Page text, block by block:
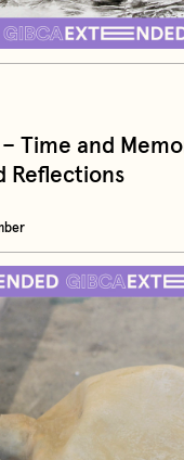
– Time and
Reflections